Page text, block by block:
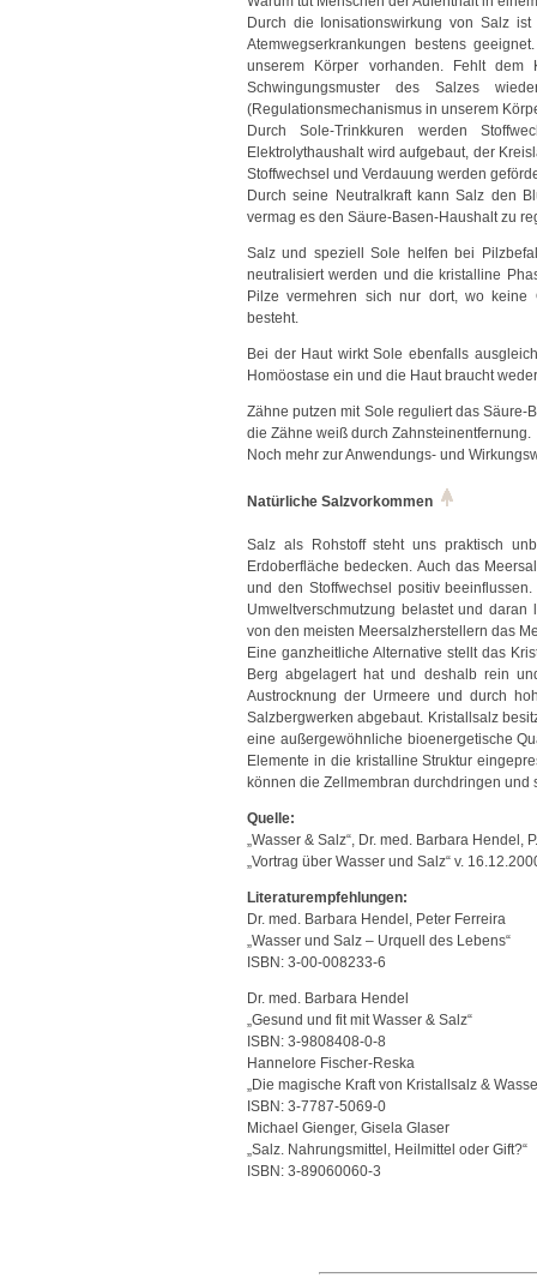
Durch die Ionisationswirkung von Salz
Atemwegserkrankungen bestens
unserem Körper vorhanden. Fehlt
Schwingungsmuster des Salzes
(Regulationsmechanismus in unserem
Durch Sole-Trinkkuren werden
Elektrolythaushalt wird aufgebaut, der
Stoffwechsel und Verdauung werden
Durch seine Neutralkraft kann Salz den
vermag es den Säure-Basen-Haushalt zu
Salz und speziell Sole helfen bei
neutralisiert werden und die kristalline
Pilze vermehren sich nur dort, wo keine
besteht.
Bei der Haut wirkt Sole ebenfalls
Homöostase ein und die Haut braucht
Zähne putzen mit Sole reguliert das
die Zähne weiß durch Zahnsteinentfernung.
Noch mehr zur Anwendungs- und
Natürliche Salzvorkommen
Salz als Rohstoff steht uns praktisch
Erdoberfläche bedecken. Auch das
und den Stoffwechsel positiv
Umweltverschmutzung belastet und
von den meisten Meersalzherstellern das
Eine ganzheitliche Alternative stellt das
Berg abgelagert hat und deshalb rein
Austrocknung der Urmeere und durch
Salzbergwerken abgebaut. Kristallsalz
eine außergewöhnliche bioenergetische
Elemente in die kristalline Struktur
können die Zellmembran durchdringen und
Quelle:
„Wasser & Salz“, Dr. med. Barbara Hendel,
„Vortrag über Wasser und Salz“ v.
Literaturempfehlungen:
Dr. med. Barbara Hendel, Peter Ferreira
„Wasser und Salz – Urquell des Lebens“
ISBN: 3-00-008233-6
Dr. med. Barbara Hendel
„Gesund und fit mit Wasser & Salz“
ISBN: 3-9808408-0-8
Hannelore Fischer-Reska
„Die magische Kraft von Kristallsalz &
ISBN: 3-7787-5069-0
Michael Gienger, Gisela Glaser
„Salz. Nahrungsmittel, Heilmittel oder Gift?“
ISBN: 3-89060060-3